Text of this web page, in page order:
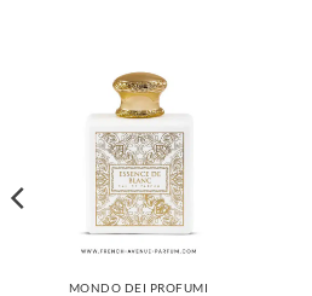
MONDO DEI PROFUMI